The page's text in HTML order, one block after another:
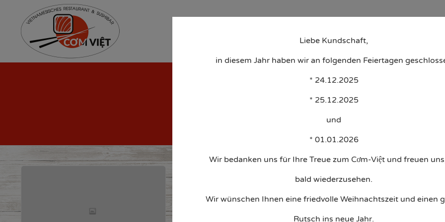
Dish Type:Futomaki
Liebe Kundschaft,
in diesem Jahr haben wir an folgenden Feiertagen
* 24.12.2025
* 25.12.2025
und
* 01.01.2026
Wir bedanken uns für Ihre Treue zum Cơm-Việt und freuen
bald wiederzusehen.
Wir wünschen Ihnen eine friedvolle Weihnachtszeit und einen
Rutsch ins neue Jahr.